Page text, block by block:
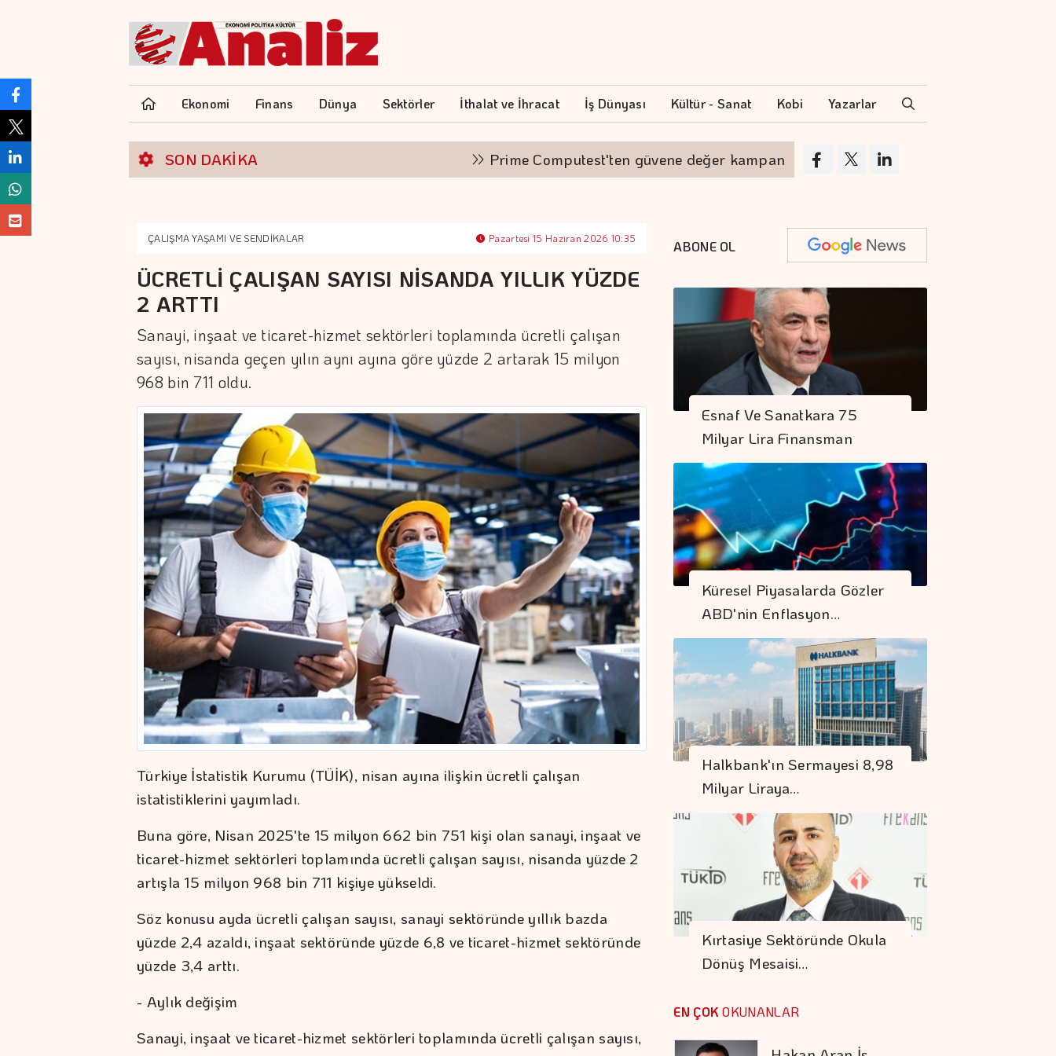
Ekonomi Finans Dünya Sektörler İthalat ve İhracat İş Dünyası Kültür - Sanat Kobi Yazarlar
SON DAKİKA Prime Computest'ten güvene değer kampanya Akyurt'tan saha değişikliği
ÇALIŞMA YAŞAMI VE SENDİKALAR Pazartesi 15 Haziran 2026 10:35
ÜCRETLİ ÇALIŞAN SAYISI NİSANDA YILLIK YÜZDE
2 ARTTI
Sanayi, inşaat ve ticaret-hizmet sektörleri toplamında ücretli çalışan
sayısı, nisanda geçen yılın aynı ayına göre yüzde 2 artarak 15 milyon
968 bin 711 oldu.
Türkiye İstatistik Kurumu (TÜİK), nisan ayına ilişkin ücretli çalışan
istatistiklerini yayımladı.
Buna göre, Nisan 2025'te 15 milyon 662 bin 751 kişi olan sanayi, inşaat ve
ticaret-hizmet sektörleri toplamında ücretli çalışan sayısı, nisanda yüzde 2
artışla 15 milyon 968 bin 711 kişiye yükseldi.
Söz konusu ayda ücretli çalışan sayısı, sanayi sektöründe yıllık bazda
yüzde 2,4 azaldı, inşaat sektöründe yüzde 6,8 ve ticaret-hizmet sektöründe
yüzde 3,4 arttı.
- Aylık değişim
Sanayi, inşaat ve ticaret-hizmet sektörleri toplamında ücretli çalışan sayısı,
ABONE OL
Esnaf Ve Sanatkara 75
Milyar Lira Finansman
Küresel Piyasalarda Gözler
ABD'nin Enflasyon…
Halkbank'ın Sermayesi 8,98
Milyar Liraya…
Kırtasiye Sektöründe Okula
Dönüş Mesaisi…
EN ÇOK OKUNANLAR
Denizde Ve Karada
Kesintisiz Güvence
En Fazla Kazandıran
Yatırım Fonları
Hakan Aran İş
Bankası Genel
Müdürlüğü'nden
Ayrılıyor
VakıfBank'ın Aktif
Artışla 5,8 Trilyon
TL'yi Aştı